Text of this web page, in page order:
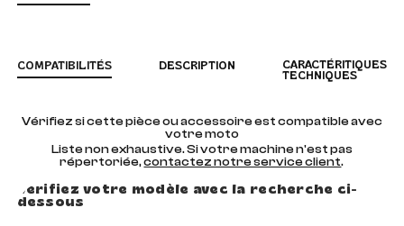
COMPATIBILITÉS DESCRIPTION
CARACTÉRITIQUES
TECHNIQUES
Vérifiez si cette pièce ou accessoire est compatible avec
votre moto
Liste non exhaustive. Si votre machine n'est pas
répertoriée,contactez notre service client.
Vérifiez votre modèle avec la recherche ci-
dessous